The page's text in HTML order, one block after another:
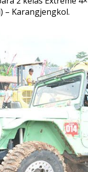
– Karangjengkol.